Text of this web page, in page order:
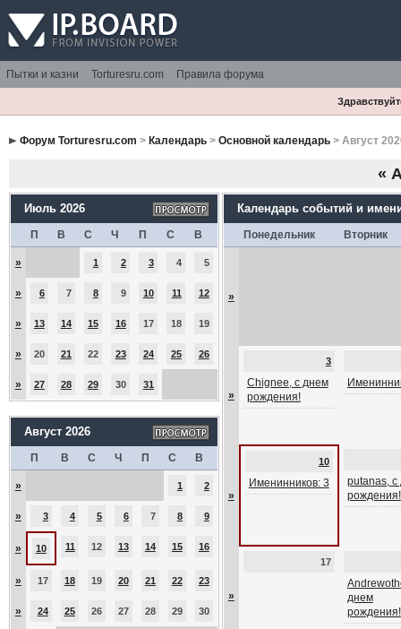
Пытки и казни Torturesru.com Правила форума
Форум Torturesru.com > Календарь> Основной календарь> Август
«
Июль 2026
П В С Ч П С В
» 1 2 3 4 5
» 6 7 8 9 10 11 12
» 13 14 15 16 17 18 19
» 20 21 22 23 24 25 26
» 27 28 29 30 31
Август 2026
П В С Ч П С В
» 1 2
» 3 4 5 6 7 8 9
» 10 11 12 13 14 15 16
» 17 18 19 20 21 22 23
» 24 25 26 27 28 29 30
Календарь событий и
Понедельник Вторник
»
»
3
Chignee, с днем
рождения!
»
10
Именинников: 3
putanas, с
рождения!
»
17
днем
рождения!